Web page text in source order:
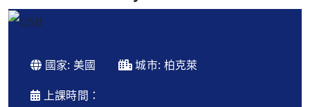
國家: 美國
城市: 柏克萊
上課時間：